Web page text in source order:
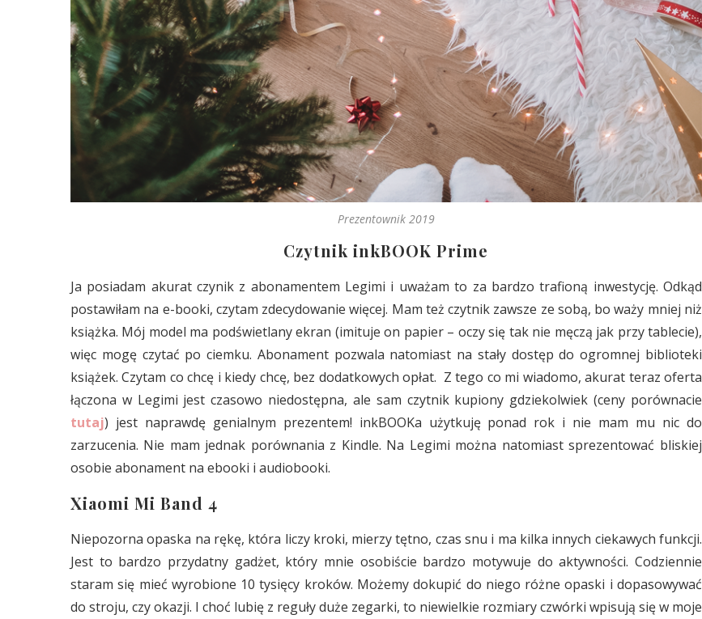
Prezentownik 2019
Czytnik inkBOOK Prime
Ja posiadam akurat czynik z abonamentem Legimi i uważam to za bardzo trafioną inwestycję. Odkąd
postawiłam na e-booki, czytam zdecydowanie więcej. Mam też czytnik zawsze ze sobą, bo waży mniej niż
książka. Mój model ma podświetlany ekran (imituje on papier – oczy się tak nie męczą jak przy tablecie),
więc mogę czytać po ciemku. Abonament pozwala natomiast na stały dostęp do ogromnej biblioteki
książek. Czytam co chcę i kiedy chcę, bez dodatkowych opłat. Z tego co mi wiadomo, akurat teraz oferta
łączona w Legimi jest czasowo niedostępna, ale sam czytnik kupiony gdziekolwiek (ceny porównacie
tutaj) jest naprawdę genialnym prezentem! inkBOOKa użytkuję ponad rok i nie mam mu nic do
zarzucenia. Nie mam jednak porównania z Kindle. Na Legimi można natomiast sprezentować bliskiej
osobie abonament na ebooki i audiobooki.
Xiaomi Mi Band 4
Niepozorna opaska na rękę, która liczy kroki, mierzy tętno, czas snu i ma kilka innych ciekawych funkcji.
Jest to bardzo przydatny gadżet, który mnie osobiście bardzo motywuje do aktywności. Codziennie
staram się mieć wyrobione 10 tysięcy kroków. Możemy dokupić do niego różne opaski i dopasowywać
do stroju, czy okazji. I choć lubię z reguły duże zegarki, to niewielkie rozmiary czwórki wpisują się w moje